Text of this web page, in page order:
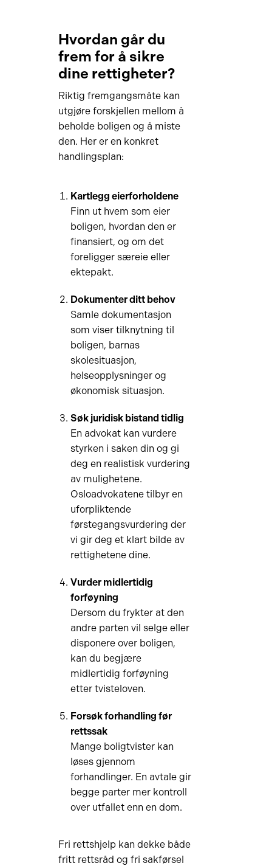
Hvordan går du
frem for å sikre
dine rettigheter?
Riktig fremgangsmåte kan
utgjøre forskjellen mellom å
beholde boligen og å miste
den. Her er en konkret
handlingsplan:
Kartlegg eierforholdene
Finn ut hvem som eier
boligen, hvordan den er
finansiert, og om det
foreligger særeie eller
ektepakt.
Dokumenter ditt behov
Samle dokumentasjon
som viser tilknytning til
boligen, barnas
skolesituasjon,
helseopplysninger og
økonomisk situasjon.
Søk juridisk bistand tidlig
En advokat kan vurdere
styrken i saken din og gi
deg en realistisk vurdering
av mulighetene.
Osloadvokatene tilbyr en
uforpliktende
førstegangsvurdering der
vi gir deg et klart bilde av
rettighetene dine.
Vurder midlertidig
forføyning
Dersom du frykter at den
andre parten vil selge eller
disponere over boligen,
kan du begjære
midlertidig forføyning
etter tvisteloven.
Forsøk forhandling før
rettssak
Mange boligtvister kan
løses gjennom
forhandlinger. En avtale gir
begge parter mer kontroll
over utfallet enn en dom.
Fri rettshjelp kan dekke både
fritt rettsråd og fri sakførsel